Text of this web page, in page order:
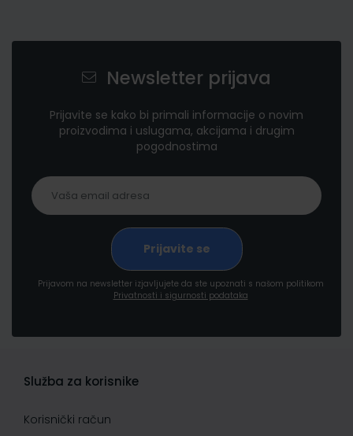
Newsletter prijava
Prijavite se kako bi primali informacije o novim
proizvodima i uslugama, akcijama i drugim
pogodnostima
Prijavom na newsletter izjavljujete da ste upoznati s našom politikom
Privatnosti i sigurnosti podataka
Služba za korisnike
Korisnički račun